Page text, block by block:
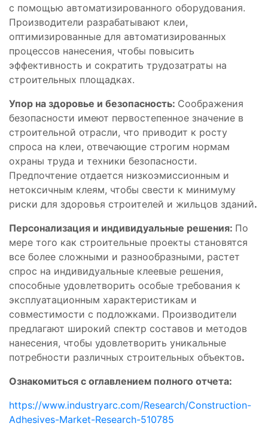
с помощью автоматизированного оборудования.
Производители разрабатывают клеи,
оптимизированные для автоматизированных
процессов нанесения, чтобы повысить
эффективность и сократить трудозатраты на
строительных площадках.
Упор на здоровье и безопасность: Соображения
безопасности имеют первостепенное значение в
строительной отрасли, что приводит к росту
спроса на клеи, отвечающие строгим нормам
охраны труда и техники безопасности.
Предпочтение отдается низкоэмиссионным и
нетоксичным клеям, чтобы свести к минимуму
риски для здоровья строителей и жильцов зданий.
Персонализация и индивидуальные решения: По
мере того как строительные проекты становятся
все более сложными и разнообразными, растет
спрос на индивидуальные клеевые решения,
способные удовлетворить особые требования к
эксплуатационным характеристикам и
совместимости с подложками. Производители
предлагают широкий спектр составов и методов
нанесения, чтобы удовлетворить уникальные
потребности различных строительных объектов.
Ознакомиться с оглавлением полного отчета:
https://www.industryarc.com/Research/Construction-
Adhesives-Market-Research-510785